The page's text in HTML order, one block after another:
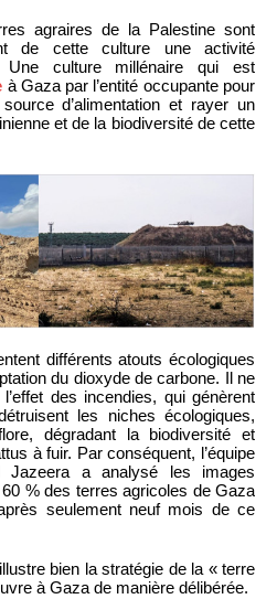
agraires de la Palestine sont
de cette culture une activité
Une culture millénaire qui est
à Gaza par l’entité occupante pour
d’alimentation et rayer un
et de la biodiversité de cette
différents atouts écologiques
du dioxyde de carbone. Il ne
des incendies, qui génèrent
les niches écologiques,
dégradant la biodiversité et
à fuir. Par conséquent, l’équipe
Jazeera a analysé les images
% des terres agricoles de Gaza
seulement neuf mois de ce
bien la stratégie de la « terre
à Gaza de manière délibérée.